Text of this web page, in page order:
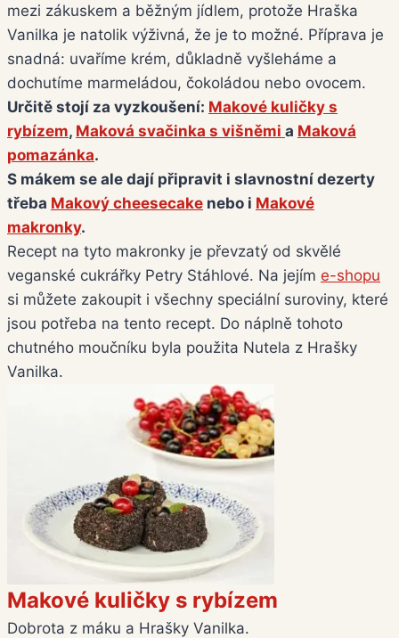
mezi zákuskem a běžným jídlem, protože Hraška
Vanilka je natolik výživná, že je to možné. Příprava je
snadná: uvaříme krém, důkladně vyšleháme a
dochutíme marmeládou, čokoládou nebo ovocem.
Určitě stojí za vyzkoušení: Makové kuličky s
rybízem, Maková svačinka s višněmi a Maková
pomazánka.
S mákem se ale dají připravit i slavnostní dezerty
třeba Makový cheesecake nebo i Makové
makronky.
Recept na tyto makronky je převzatý od skvělé
veganské cukrářky Petry Stáhlové. Na jejím e-shopu
si můžete zakoupit i všechny speciální suroviny, které
jsou potřeba na tento recept. Do náplně tohoto
chutného moučníku byla použita Nutela z Hrašky
Vanilka.
Makové kuličky s rybízem
Dobrota z máku a Hrašky Vanilka.